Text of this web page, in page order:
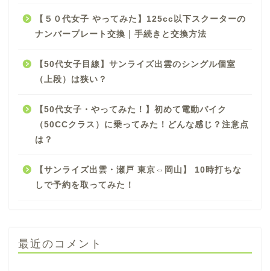
【５０代女子 やってみた】125cc以下スクーターの
ナンバープレート交換｜手続きと交換方法
【50代女子目線】サンライズ出雲のシングル個室
（上段）は狭い？
【50代女子・やってみた！】初めて電動バイク
（50CCクラス）に乗ってみた！どんな感じ？注意点
は？
【サンライズ出雲・瀬戸 東京⇔岡山】 10時打ちな
しで予約を取ってみた！
最近のコメント